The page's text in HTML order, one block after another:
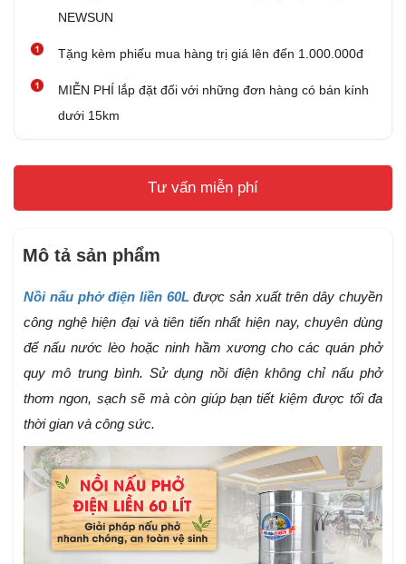
NEWSUN
Tặng kèm phiếu mua hàng trị giá lên đến 1.000.000đ
MIỄN PHÍ lắp đặt đối với những đơn hàng có bán kính
dưới 15km
Tư vấn miễn phí
Mô tả sản phẩm
Nồi nấu phở điện liền 60Lđược sản xuất trên dây chuyền
công nghệ hiện đại và tiên tiến nhất hiện nay, chuyên dùng
để nấu nước lèo hoặc ninh hầm xương cho các quán phở
quy mô trung bình. Sử dụng nồi điện không chỉ nấu phở
thơm ngon, sạch sẽ mà còn giúp bạn tiết kiệm được tối đa
thời gian và công sức.